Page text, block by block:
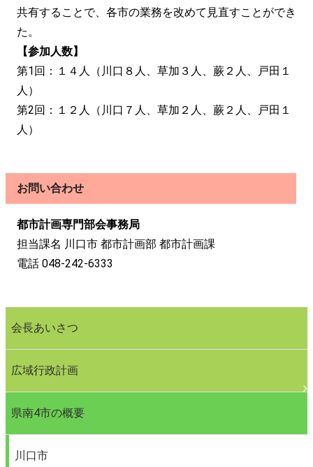
共有することで、各市の業務を改めて見直すことができ
た。
【参加人数】
第1回：１４人（川口８人、草加３人、蕨２人、戸田１
人）
第2回：１２人（川口７人、草加２人、蕨２人、戸田１
人）
お問い合わせ
都市計画専門部会事務局
担当課名 川口市 都市計画部 都市計画課
電話 048-242-6333
会長あいさつ
広域行政計画
県南4市の概要
川口市